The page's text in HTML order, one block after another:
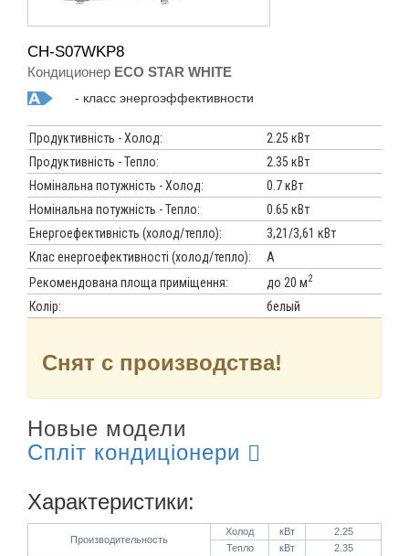
CH-S07WKP8
Кондиционер ECO STAR WHITE
- класс энергоэффективности
Продуктивність - Холод:
2.25 кВт
Продуктивність - Тепло:
2.35 кВт
Номінальна потужність - Холод:
0.7 кВт
Номінальна потужність - Тепло:
0.65 кВт
Енергоефективність (холод/тепло):
3,21/3,61 кВт
Клас енергоефективності (холод/тепло):
A
Рекомендована площа приміщення:
до 20 м2
Колір: белый
Снят с производства!
Новые модели
Спліт кондиціонери
Характеристики:
Производительность
Холод кВт
2.25
Тепло
кВт 2.35